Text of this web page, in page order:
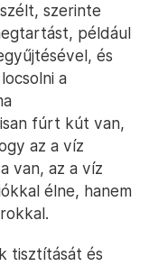
szerinte
például
és
a
fúrt kút van,
az a víz
van, az a víz
élne, hanem
tisztítását és